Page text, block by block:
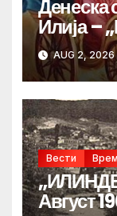
Денеска
Илија –
AUG 2, 2026
Вести
Август